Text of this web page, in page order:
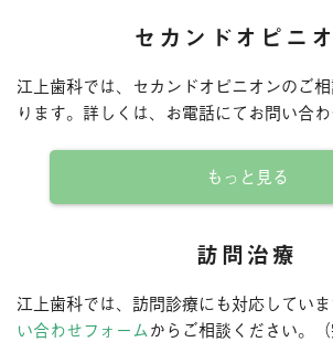
セカンドオピニ
江上歯科では、セカンドオピニオンのご
ります。詳しくは、お電話にてお問い合わ
もっと見る
訪問治療
江上歯科では、訪問診療にも対応してい
い合わせフォームからご相談ください。（